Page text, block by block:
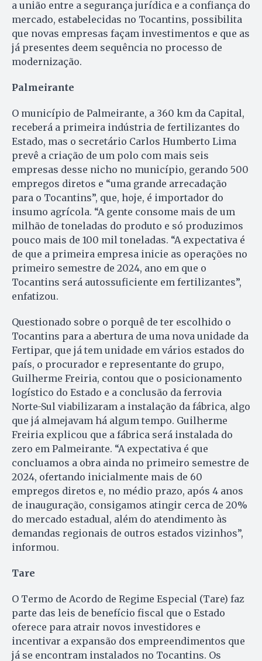
a união entre a segurança jurídica e a confiança do
mercado, estabelecidas no Tocantins, possibilita
que novas empresas façam investimentos e que as
já presentes deem sequência no processo de
modernização.
Palmeirante
O município de Palmeirante, a 360 km da Capital,
receberá a primeira indústria de fertilizantes do
Estado, mas o secretário Carlos Humberto Lima
prevê a criação de um polo com mais seis
empresas desse nicho no município, gerando 500
empregos diretos e “uma grande arrecadação
para o Tocantins”, que, hoje, é importador do
insumo agrícola. “A gente consome mais de um
milhão de toneladas do produto e só produzimos
pouco mais de 100 mil toneladas. “A expectativa é
de que a primeira empresa inicie as operações no
primeiro semestre de 2024, ano em que o
Tocantins será autossuficiente em fertilizantes”,
enfatizou.
Questionado sobre o porquê de ter escolhido o
Tocantins para a abertura de uma nova unidade da
Fertipar, que já tem unidade em vários estados do
país, o procurador e representante do grupo,
Guilherme Freiria, contou que o posicionamento
logístico do Estado e a conclusão da ferrovia
Norte-Sul viabilizaram a instalação da fábrica, algo
que já almejavam há algum tempo. Guilherme
Freiria explicou que a fábrica será instalada do
zero em Palmeirante. “A expectativa é que
concluamos a obra ainda no primeiro semestre de
2024, ofertando inicialmente mais de 60
empregos diretos e, no médio prazo, após 4 anos
de inauguração, consigamos atingir cerca de 20%
do mercado estadual, além do atendimento às
demandas regionais de outros estados vizinhos”,
informou.
Tare
O Termo de Acordo de Regime Especial (Tare) faz
parte das leis de benefício fiscal que o Estado
oferece para atrair novos investidores e
incentivar a expansão dos empreendimentos que
já se encontram instalados no Tocantins. Os